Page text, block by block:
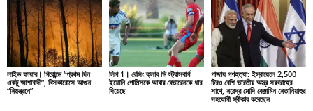
লাইভ ফায়ার। গিরোন্ডে “প্রথম দিন
একটু আশাবাদী”, বিসকারোসে আগুন
“নিয়ন্ত্রনে”
লিগ 1। রেসিং ক্লাব ডি স্ট্রাসবার্গ
ইয়োনি গোমিসকে আবার বেভারেনকে ধার
দিয়েছে
গাজায় গণহত্যা: ইস্রায়েলে 2,500
টিরও বেশি ভারতীয় অস্ত্র সরবরাহের
সাথে, নরেন্দ্র মোদি বেঞ্জামিন নেতানিয়াহুর
সহযোগী স্বীকার করেছেন